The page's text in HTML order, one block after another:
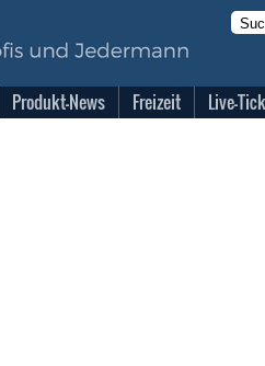
Produkt-News Freizeit Live-